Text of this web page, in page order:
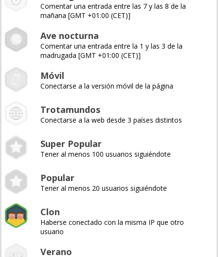
Comentar una entrada entre las 7 y las 8 de la
mañana [GMT +01:00 (CET)]
Ave nocturna
Comentar una entrada entre la 1 y las 3 de la
madrugada [GMT +01:00 (CET)]
Móvil
Conectarse a la versión móvil de la página
Trotamundos
Conectarse a la web desde 3 países distintos
Super Popular
Tener al menos 100 usuarios siguiéndote
Popular
Tener al menos 20 usuarios siguiéndote
Clon
Haberse conectado con la misma IP que otro
usuario
Verano